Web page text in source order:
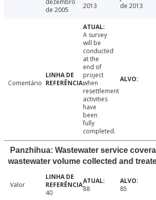
dezembro
de 2005
2013
de 2013
Comentário
A survey
will be
conducted
at the
end of
project
when
resettlement
activities
have
been
fully
completed.
Panzhihua: Wastewater service
wastewater volume collected and
Valor
40
88 85